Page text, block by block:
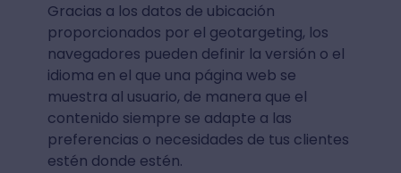
Gracias a los datos de ubicación
proporcionados por el geotargeting, los
navegadores pueden definir la versión o el
idioma en el que una página web se
muestra al usuario, de manera que el
contenido siempre se adapte a las
preferencias o necesidades de tus clientes
estén donde estén.